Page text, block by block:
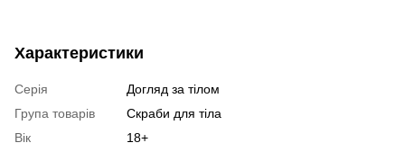
Характеристики
Серія
Догляд за тілом
Група товарів
Скраби для тіла
Вік
18+